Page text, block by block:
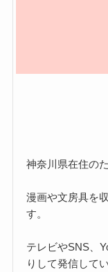
神奈川県在住の
漫画や文房具を
す。
テレビやSNS、
りして発信して